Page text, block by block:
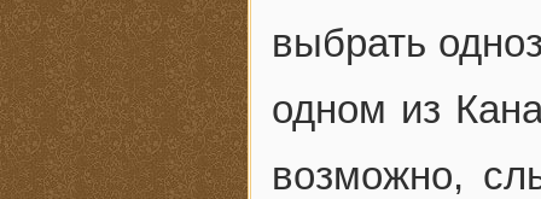
выбрать
одном из
возможно,